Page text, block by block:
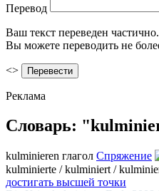
Перевод
Ваш текст переведен частично.
Вы можете переводить не
<>
Реклама
Словарь:
kulminieren глагол Спряжение
kulminierte / kulminiert /
достигать высшей точки